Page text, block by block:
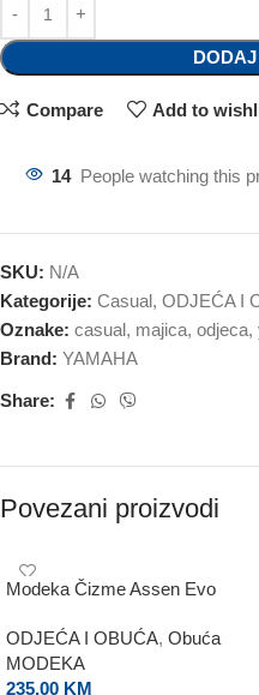
Compare Add to
14 People watching this
SKU: N/A
Kategorije: Casual, ODJEĆA I
Oznake: casual, majica, odjeca,
Brand: YAMAHA
Share:
Povezani proizvodi
Modeka Čizme Assen Evo
ODJEĆA I OBUĆA, Obuća
MODEKA
235,00 KM